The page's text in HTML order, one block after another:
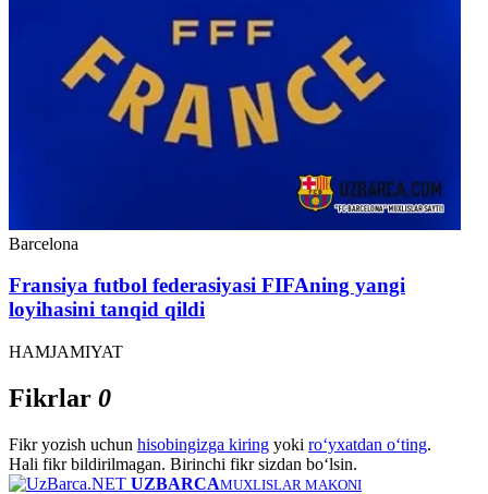
Barcelona
Fransiya futbol federasiyasi FIFAning yangi
loyihasini tanqid qildi
HAMJAMIYAT
Fikrlar 0
Fikr yozish uchun hisobingizga kiring yoki ro‘yxatdan o‘ting.
Hali fikr bildirilmagan. Birinchi fikr sizdan bo‘lsin.
UZBARCAMUXLISLAR MAKONI